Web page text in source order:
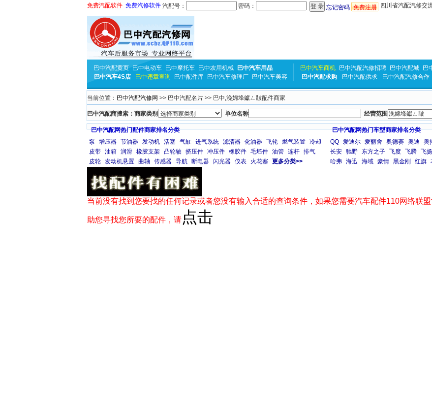
免费汽配软件 免费汽修软件 汽配号： 密码： 忘记密码 免费注册 四川省汽配汽修交
巴中汽配黄页 巴中电动车 巴中摩托车 巴中农用机械
巴中汽车用品
巴中汽车4S店
巴中违章查询 巴中配件库 巴中汽车修理厂 巴中汽车美容
巴中汽车商机 巴中汽配汽修招聘 巴中汽配城 巴
巴中汽配求购
巴中汽配供求 巴中汽配汽修合作
当前位置： 巴中汽配汽修网 >> 巴中汽配名片 >> 巴中,浼婂埄钀ㄥ皵配件商家
巴中汽配商搜索：商家类别 单位名称 经营范围
巴中汽配网热门配件商家排名分类
泵
增压器 节油器 发动机 活塞 气缸 进气系统 滤清器 化油器 飞轮 燃气装置 冷却
皮带 油箱 润滑 橡胶支架 凸轮轴 挤压件 冲压件 橡胶件 毛坯件 油管 连杆 排气
皮轮 发动机悬置 曲轴 传感器 导航 断电器 闪光器 仪表 火花塞 更多分类>>
巴中汽配网热门车型商家排名分类
QQ 爱迪尔 爱丽舍 奥德赛 奥迪 奥
长安 驰野 东方之子 飞度 飞腾 飞扬
哈弗 海迅 海域 豪情 黑金刚 红旗
当前没有找到您要找的任何记录或者您没有输入合适的查询条件，如果您需要汽车配件110网络联
助您寻找您所要的配件，请 点击